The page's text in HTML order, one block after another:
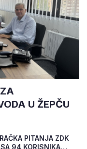
U ŽEPČU
PITANJA ZDK
SA 94 KORISNIKA